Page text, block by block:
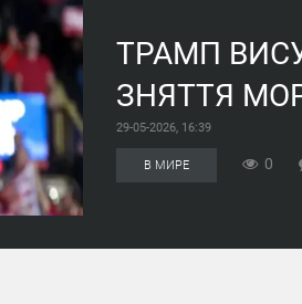
ТРАМП
ЗНЯТТЯ
29-05-2026, 16:39
В МИРЕ 0